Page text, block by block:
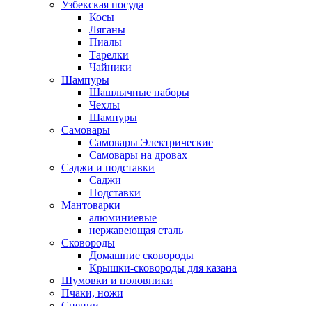
Узбекская посуда
Косы
Ляганы
Пиалы
Тарелки
Чайники
Шампуры
Шашлычные наборы
Чехлы
Шампуры
Самовары
Самовары Электрические
Самовары на дровах
Саджи и подставки
Саджи
Подставки
Мантоварки
алюминиевые
нержавеющая сталь
Сковороды
Домашние сковороды
Крышки-сковороды для казана
Шумовки и половники
Пчаки, ножи
Специи